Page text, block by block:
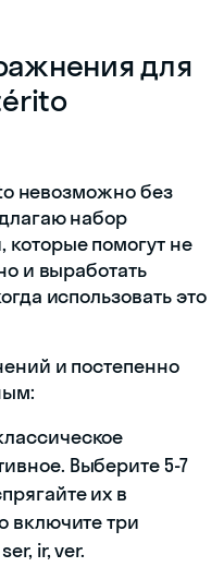
для
невозможно без
набор
помогут не
и выработать
использовать это
и постепенно
Выберите 5-7
их в
включите три
ir, ver.